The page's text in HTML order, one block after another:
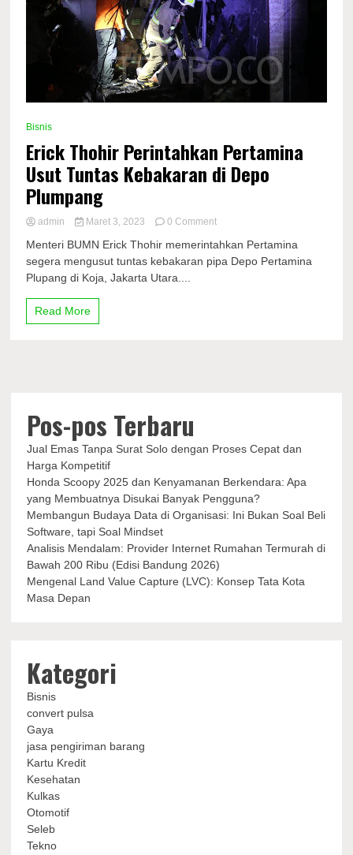
Bisnis
Erick Thohir Perintahkan Pertamina
Usut Tuntas Kebakaran di Depo
Plumpang
admin Maret 3, 2023 0 Commenton
Thohir
Perintahkan
Menteri BUMN Erick Thohir memerintahkan Pertamina
segera mengusut tuntas kebakaran pipa Depo Pertamina
Plupang di Koja, Jakarta Utara....
Read More
Pos-pos Terbaru
Jual Emas Tanpa Surat Solo dengan Proses Cepat dan
Harga Kompetitif
Honda Scoopy 2025 dan Kenyamanan Berkendara: Apa
yang Membuatnya Disukai Banyak Pengguna?
Membangun Budaya Data di Organisasi: Ini Bukan Soal Beli
Software, tapi Soal Mindset
Analisis Mendalam: Provider Internet Rumahan Termurah di
Bawah 200 Ribu (Edisi Bandung 2026)
Mengenal Land Value Capture (LVC): Konsep Tata Kota
Masa Depan
Kategori
Bisnis
convert pulsa
Gaya
jasa pengiriman barang
Kartu Kredit
Kesehatan
Kulkas
Otomotif
Seleb
Tekno